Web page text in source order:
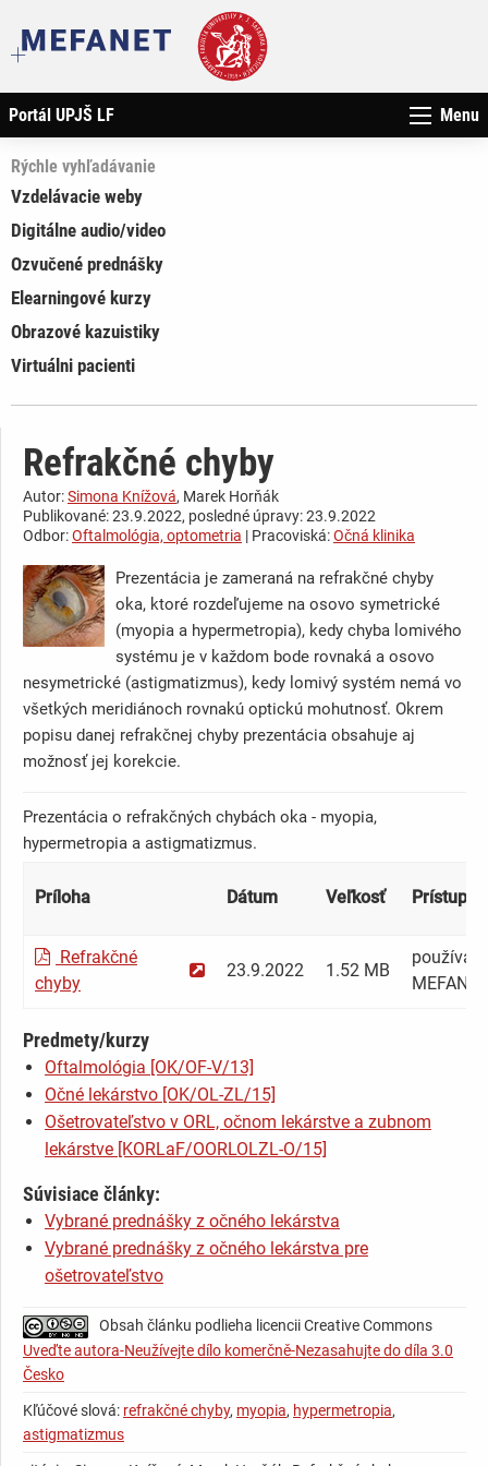
Portál UPJŠ LF Menu
Rýchle vyhľadávanie
Vzdelávacie weby
Digitálne audio/video
Ozvučené prednášky
Elearningové kurzy
Obrazové kazuistiky
Virtuálni pacienti
Refrakčné chyby
Autor:Simona Knížová, Marek Horňák
Publikované: 23.9.2022, posledné úpravy: 23.9.2022
Odbor:Oftalmológia, optometria | Pracoviská:Očná klinika
Prezentácia je zameraná na refrakčné chyby
oka, ktoré rozdeľujeme na osovo symetrické
(myopia a hypermetropia), kedy chyba lomivého
systému je v každom bode rovnaká a osovo
nesymetrické (astigmatizmus), kedy lomivý systém nemá vo
všetkých meridiánoch rovnakú optickú mohutnosť. Okrem
popisu danej refrakčnej chyby prezentácia obsahuje aj
možnosť jej korekcie.
Prezentácia o refrakčných chybách oka - myopia,
hypermetropia a astigmatizmus.
Príloha Dátum Veľkosť
Refrakčné
chyby
23.9.2022 1.52 MB
MEFANET
Predmety/kurzy
Oftalmológia [OK/OF-V/13]
Očné lekárstvo [OK/OL-ZL/15]
Ošetrovateľstvo v ORL, očnom lekárstve a zubnom
lekárstve [KORLaF/OORLOLZL-O/15]
Súvisiace články:
Vybrané prednášky z očného lekárstva
Vybrané prednášky z očného lekárstva pre
ošetrovateľstvo
Obsah článku podlieha licencii Creative Commons
Uveďte autora-Neužívejte dílo komerčně-Nezasahujte do díla 3.0
Česko
Kľúčové slová: refrakčné chyby, myopia, hypermetropia,
astigmatizmus